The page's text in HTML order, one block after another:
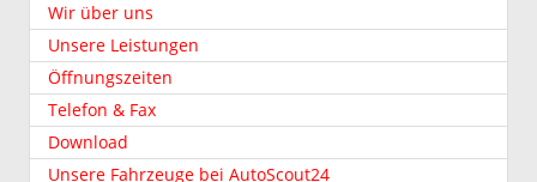
Wir über uns
Unsere Leistungen
Öffnungszeiten
Telefon & Fax
Download
Unsere Fahrzeuge bei AutoScout24